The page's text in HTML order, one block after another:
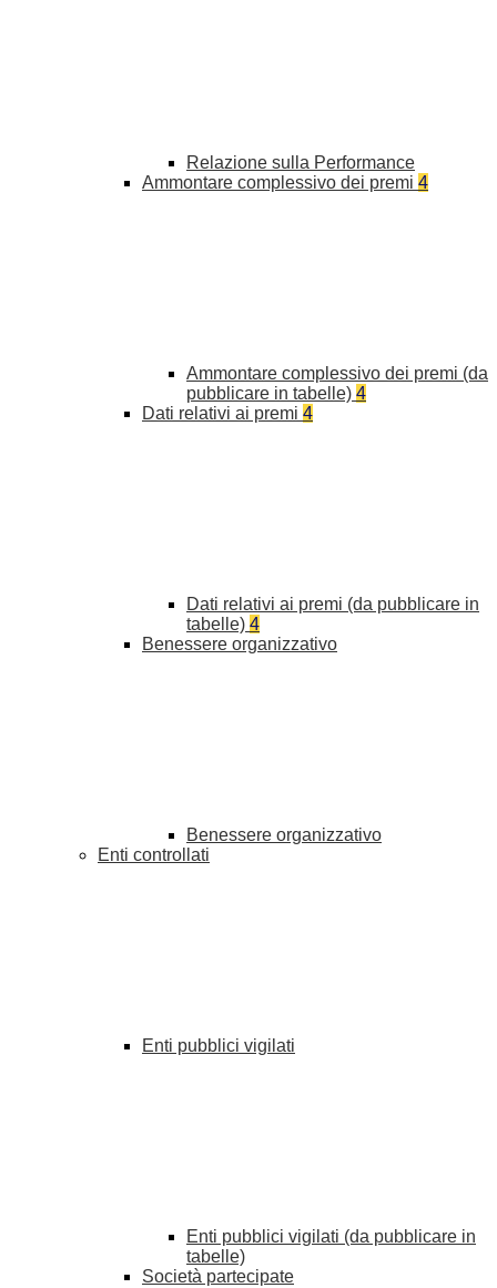
Relazione sulla Performance
Ammontare complessivo dei premi 4
Ammontare complessivo dei premi (da
pubblicare in tabelle) 4
Dati relativi ai premi 4
Dati relativi ai premi (da pubblicare in
tabelle) 4
Benessere organizzativo
Benessere organizzativo
Enti controllati
Enti pubblici vigilati
Enti pubblici vigilati (da pubblicare in
tabelle)
Società partecipate